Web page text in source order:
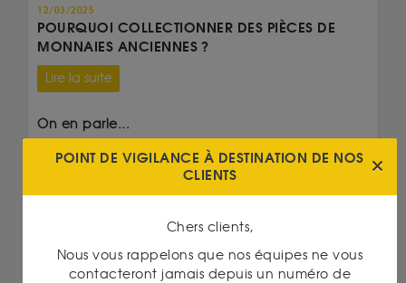
12/03/2025
POURQUOI COLLECTIONNER DES PIÈCES DE
MONNAIES ANCIENNES ?
Lire la suite
On en parle...
20 Francs Napoléon
POINT DE VIGILANCE À DESTINATION DE NOS
CLIENTS
Chers clients,
Nous vous rappelons que nos équipes ne vous
contacteront jamais depuis un numéro de